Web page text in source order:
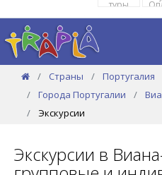
туры
Страны
Португалия
Города Португалии
Экскурсии
Экскурсии в